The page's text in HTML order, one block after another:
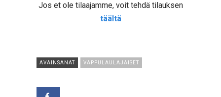
Jos et ole tilaajamme, voit tehdä tilauksen
täältä
AVAINSANAT VAPPULAULAJAISET